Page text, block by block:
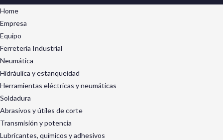
Home
Empresa
Equipo
Ferretería Industrial
Neumática
Hidráulica y estanqueidad
Herramientas eléctricas y neumáticas
Soldadura
Abrasivos y útiles de corte
Transmisión y potencia
Lubricantes, químicos y adhesivos